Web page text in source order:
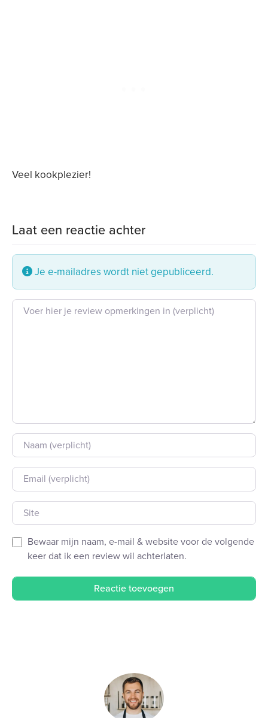
Veel kookplezier!
Laat een reactie achter
Je e-mailadres wordt niet gepubliceerd.
Beoordeling tekst
Naam
E-mail
Site
Bewaar mijn naam, e-mail & website voor de volgende
keer dat ik een review wil achterlaten.